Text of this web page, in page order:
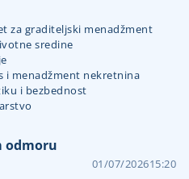
za graditeljski menadžment
sredine
i menadžment nekretnina
i bezbednost
odmoru
01/07/202615:20